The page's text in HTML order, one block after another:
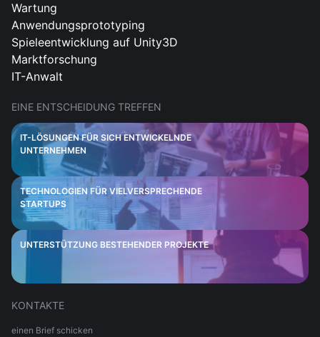
Wartung
Anwendungsprototyping
Spieleentwicklung auf Unity3D
Marktforschung
IT-Anwalt
EINE ENTSCHEIDUNG TREFFEN
IT-LÖSUNGEN FÜR SICH ENTWICKELNDE
UNTERNEHMEN
TECHNOLOGIEN FÜR VIELVERSPRECHENDE
STARTUPS
UNTERSTÜTZUNG BESTEHENDER PROJEKTE
KONTAKTE
einen Brief schicken